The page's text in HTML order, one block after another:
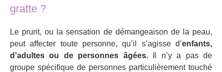
gratte ?
Le prurit, ou la sensation de démangeaison de la peau,
peut affecter toute personne, qu’il s’agisse d’enfants,
d’adultes ou de personnes âgées.Il n’y a pas de
groupe spécifique de personnes particulièrement touché